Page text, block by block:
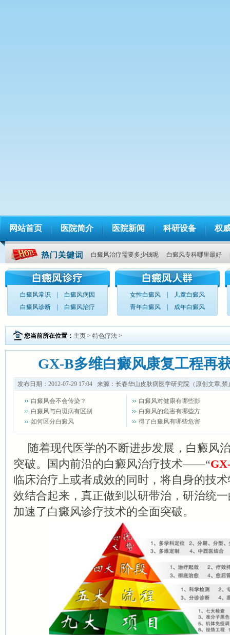
网站首页 医院简介 医院新闻 科研设备 权
白癜风治疗需要多少钱呢 白癜风专科哪里最好
白癜风常识
白癜风病因
白癜风诊断
白癜风治疗
女性白癜风
儿童白癜风
青年白癜风
成年白癜风
您当前所在位置： 主页 > 特色疗法 >
GX-B多维白癜风康复工程再
发布日期：2012-07-29 17:04 来源：长春华山皮肤病医学研究院（原创文章,禁
白癜风会不会传染？
白癜风与白斑病有区别
如何区分白癜风
白癜风对健康有哪些影
白癜风的危害有哪些方
得了白癜风有哪些危害
随着现代医学的不断进步发展，白癜风
突破。国内前沿的白癜风治疗技术——“
临床治疗上或者成效的同时，将自身的技
效结合起来，真正做到以研带治，研治统
加速了白癜风诊疗技术的全面突破。